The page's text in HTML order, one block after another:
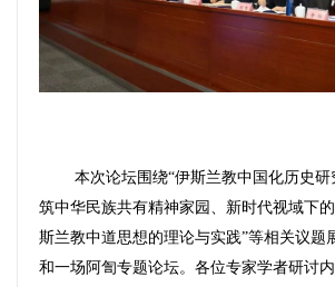
本次论坛围绕“伊斯兰教中国化历史
筑中华民族共有精神家园、新时代视域下
斯兰教中道思想的理论与实践”等相关议题
和一场阿訇专题论坛。各位专家学者研讨